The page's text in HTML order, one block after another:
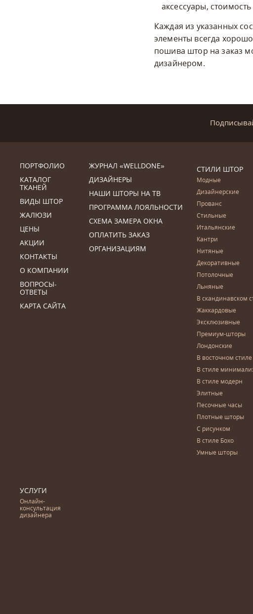
аксессуары,
Каждая из указанных
элементы всегда
пошива штор на заказ
дизайнером.
ПОРТФОЛИО
КАТАЛОГ
ТКАНЕЙ
ВИДЫ ШТОР
ЖАЛЮЗИ
ЦЕНЫ
АКЦИИ
КОНТАКТЫ
О КОМПАНИИ
ВОПРОСЫ-
ОТВЕТЫ
КАРТА САЙТА
ЖУРНАЛ «WELLDONE»
ДИЗАЙНЕРЫ
НАШИ ШТОРЫ НА ТВ
ПРОГРАММА ЛОЯЛЬНОСТИ
СХЕМА ЗАМЕРА ОКНА
ОПЛАТИТЬ ЗАКАЗ
ОРГАНИЗАЦИЯМ
УСЛУГИ
Онлайн-
консультация
дизайнера
СТИЛИ ШТОР
Модные
Дизайнерские
Прованс
Стильные
Итальянские
Кантри
Нитяные
Декоративные
Потолочные
Льняные
В скандинавском
Жаккардовые
Эксклюзивные
Премиум-шторы
Лондонские
В восточном стиле
В стиле
В стиле модерн
Элитные
Песочные часы
Плотные шторы
С рисунком
В стиле Бохо
Умные шторы